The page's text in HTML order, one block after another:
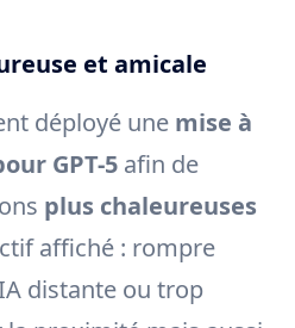
et amicale
déployé une mise à
GPT-5 afin de
plus chaleureuses
affiché : rompre
IA distante ou trop